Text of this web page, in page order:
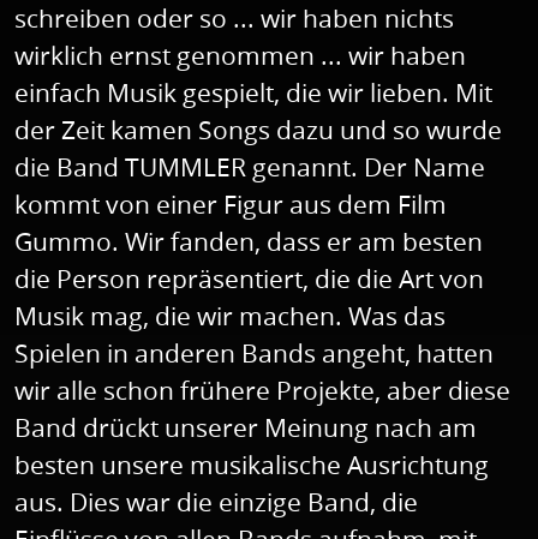
schreiben oder so ... wir haben nichts
wirklich ernst genommen ... wir haben
einfach Musik gespielt, die wir lieben. Mit
der Zeit kamen Songs dazu und so wurde
die Band TUMMLER genannt. Der Name
kommt von einer Figur aus dem Film
Gummo. Wir fanden, dass er am besten
die Person repräsentiert, die die Art von
Musik mag, die wir machen. Was das
Spielen in anderen Bands angeht, hatten
wir alle schon frühere Projekte, aber diese
Band drückt unserer Meinung nach am
besten unsere musikalische Ausrichtung
aus. Dies war die einzige Band, die